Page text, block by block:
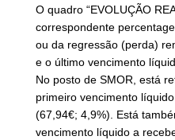
O quadro “EVOLUÇÃO
correspondente
ou da regressão (perda)
e o último vencimento
No posto de SMOR, está
primeiro vencimento
(67,94€; 4,9%). Está
vencimento líquido a